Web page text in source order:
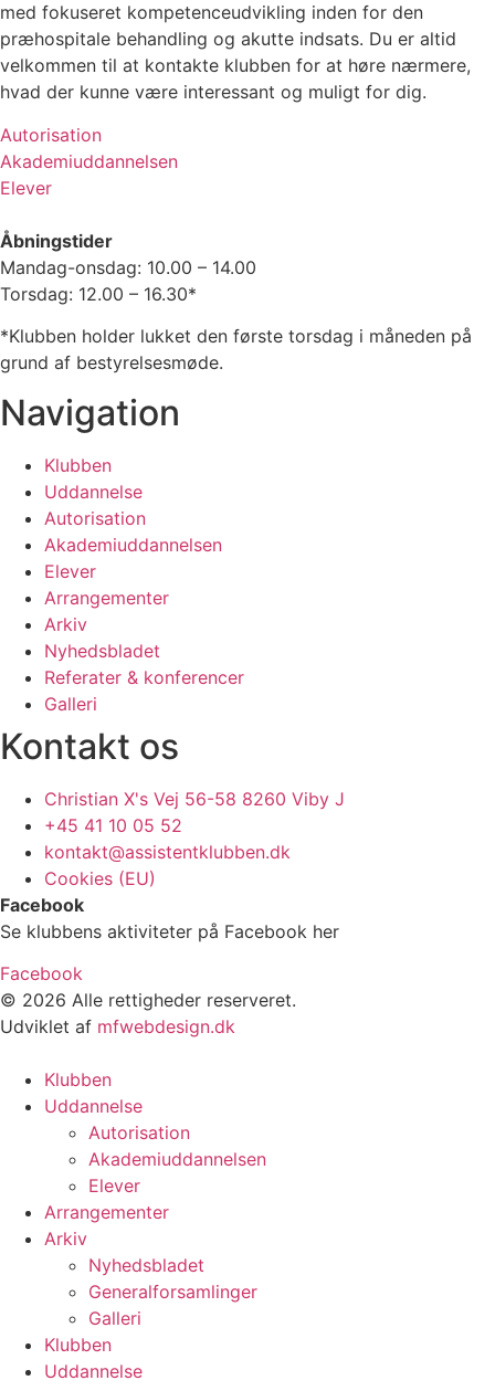
med fokuseret kompetenceudvikling inden for den
præhospitale behandling og akutte indsats. Du er altid
velkommen til at kontakte klubben for at høre nærmere,
hvad der kunne være interessant og muligt for dig.
Autorisation
Akademiuddannelsen
Elever
Åbningstider
Mandag-onsdag: 10.00 – 14.00
Torsdag: 12.00 – 16.30*
*Klubben holder lukket den første torsdag i måneden på
grund af bestyrelsesmøde.
Navigation
Klubben
Uddannelse
Autorisation
Akademiuddannelsen
Elever
Arrangementer
Arkiv
Nyhedsbladet
Referater & konferencer
Galleri
Kontakt os
Christian X's Vej 56-58 8260 Viby J
+45 41 10 05 52
kontakt@assistentklubben.dk
Cookies (EU)
Facebook
Se klubbens aktiviteter på Facebook her
Facebook
© 2026 Alle rettigheder reserveret.
Udviklet af mfwebdesign.dk
Klubben
Uddannelse
Autorisation
Akademiuddannelsen
Elever
Arrangementer
Arkiv
Nyhedsbladet
Generalforsamlinger
Galleri
Klubben
Uddannelse